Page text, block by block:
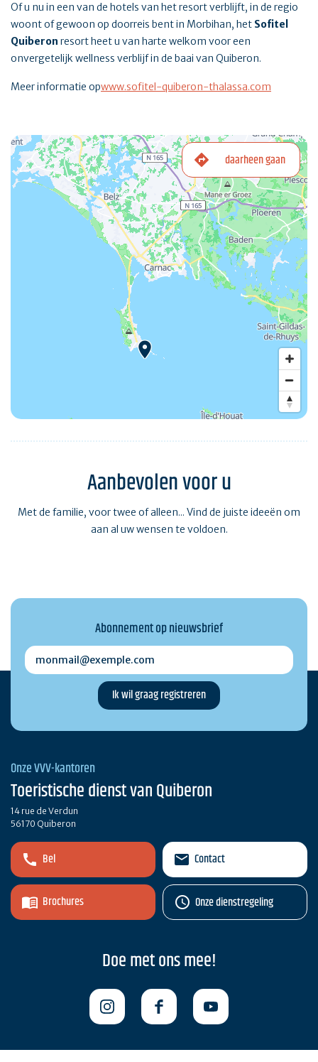
Of u nu in een van de hotels van het resort verblijft, in de regio
woont of gewoon op doorreis bent in Morbihan, het Sofitel
Quiberon resort heet u van harte welkom voor een
onvergetelijk wellness verblijf in de baai van Quiberon.
Meer informatie opwww.sofitel-quiberon-thalassa.com
daarheen gaan
Aanbevolen voor u
Met de familie, voor twee of alleen... Vind de juiste ideeën om
aan al uw wensen te voldoen.
Abonnement op nieuwsbrief
monmail@exemple.com
Onze VVV-kantoren
Toeristische dienst van Quiberon
14 rue de Verdun
56170 Quiberon
Bel
Brochures
Contact
Onze dienstregeling
Doe met ons mee!